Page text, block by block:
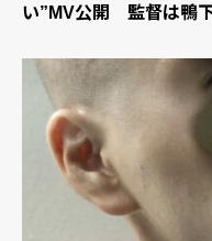
い”MV公開 監督は鴨